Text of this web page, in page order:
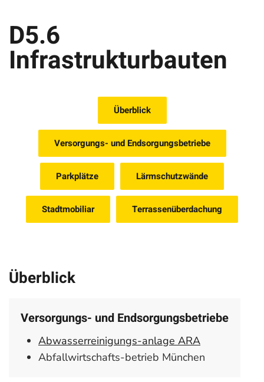
D5.6
Infrastrukturbauten
Überblick
Versorgungs- und Endsorgungsbetriebe
Parkplätze Lärmschutzwände
Stadtmobiliar Terrassenüberdachung
Überblick
Versorgungs- und Endsorgungsbetriebe
Abwasserreinigungs-anlage ARA
Abfallwirtschafts-betrieb München